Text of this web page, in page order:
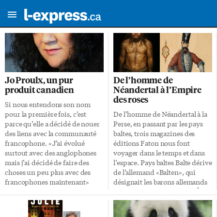
Jo Proulx, un pur
produit canadien
Si nous entendons son nom
pour la première fois, c’est
parce qu’elle a décidé de nouer
des liens avec la communauté
francophone. «J’ai évolué
surtout avec des anglophones
mais j’ai décidé de faire des
choses un peu plus avec des
francophones maintenant»
Jo est loin d’être une nouvelle
arrivante sur la scène artistique
De l’homme de
Néandertal à l’Empire
des roses
De l’homme de Néandertal à la
Perse, en passant par les pays
baltes, trois magazines des
éditions Faton nous font
voyager dans le temps et dans
l’espace. Pays baltes Balte dérive
de l’allemand «Balten», qui
désignait les barons allemands
qui dominaient au Moyen Âge
les populations de la région. Les
trois pays ou États baltes,